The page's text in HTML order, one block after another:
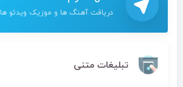
دریافت آهنگ ها و موزیک ویدئو ها
تبلیغات متنی